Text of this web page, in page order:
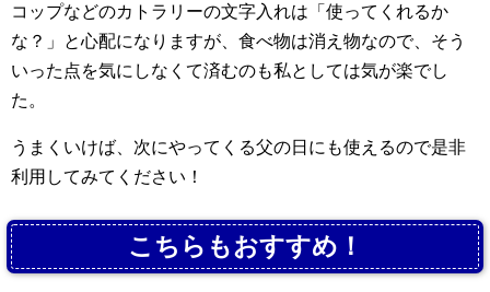
コップなどのカトラリーの文字入れは「使ってくれるか
な？」と心配になりますが、食べ物は消え物なので、そう
いった点を気にしなくて済むのも私としては気が楽でし
た。
うまくいけば、次にやってくる父の日にも使えるので是非
利用してみてください！
こちらもおすすめ！